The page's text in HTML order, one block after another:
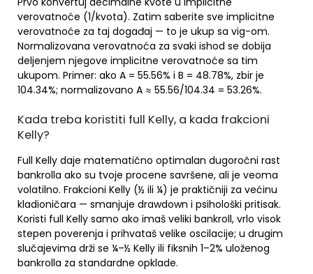
verovatnoće (1/kvota). Zatim saberite sve implicitne
verovatnoće za taj događaj — to je ukup sa vig-om.
Normalizovana verovatnoća za svaki ishod se dobija
deljenjem njegove implicitne verovatnoće sa tim
ukupom. Primer: ako A = 55.56% i B = 48.78%, zbir je
104.34%; normalizovano A ≈ 55.56/104.34 = 53.26%.
Kada treba koristiti full Kelly, a kada frakcioni
Kelly?
Full Kelly daje matematično optimalan dugoročni rast
bankrolla ako su tvoje procene savršene, ali je veoma
volatilno. Frakcioni Kelly (½ ili ¼) je praktičniji za većinu
kladioničara — smanjuje drawdown i psihološki pritisak.
Koristi full Kelly samo ako imaš veliki bankroll, vrlo visok
stepen poverenja i prihvataš velike oscilacije; u drugim
slučajevima drži se ¼–½ Kelly ili fiksnih 1–2% uloženog
bankrolla za standardne opklade.